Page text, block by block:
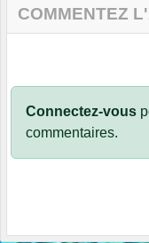
COMMENTEZ
Connectez-vous
commentaires.